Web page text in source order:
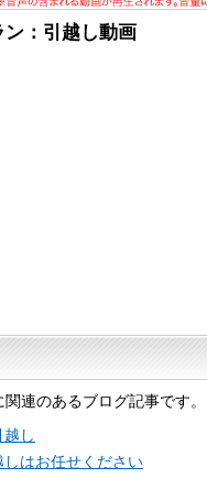
：引越し動画
連のあるブログ記事です。
し
はお任せください